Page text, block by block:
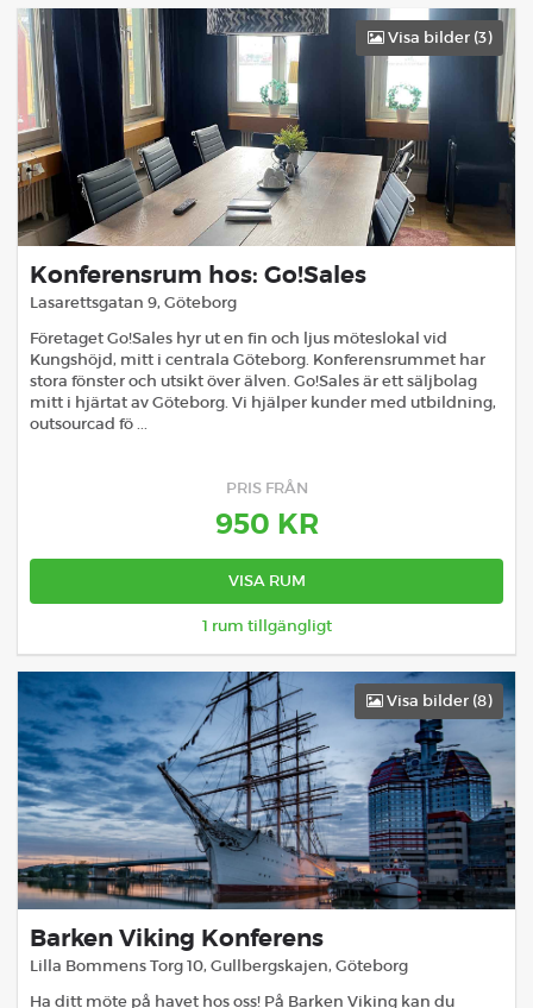
Visa bilder (3)
Konferensrum hos: Go!Sales
Lasarettsgatan 9, Göteborg
Företaget Go!Sales hyr ut en fin och ljus möteslokal vid
Kungshöjd, mitt i centrala Göteborg. Konferensrummet har
stora fönster och utsikt över älven. Go!Sales är ett säljbolag
mitt i hjärtat av Göteborg. Vi hjälper kunder med utbildning,
outsourcad fö ...
PRIS FRÅN
950 KR
VISA RUM
1 rum tillgängligt
Visa bilder (8)
Barken Viking Konferens
Lilla Bommens Torg 10, Gullbergskajen, Göteborg
Ha ditt möte på havet hos oss! På Barken Viking kan du